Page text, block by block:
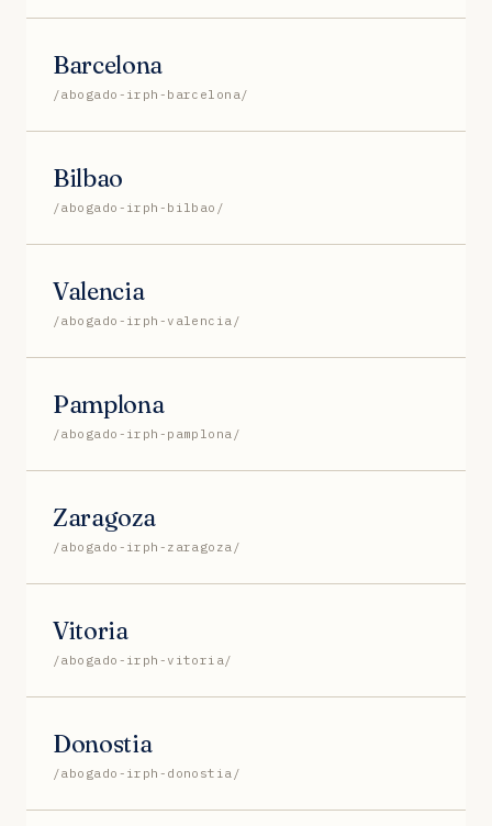
Barcelona
/abogado-irph-barcelona/
Bilbao
/abogado-irph-bilbao/
Valencia
/abogado-irph-valencia/
Pamplona
/abogado-irph-pamplona/
Zaragoza
/abogado-irph-zaragoza/
Vitoria
/abogado-irph-vitoria/
Donostia
/abogado-irph-donostia/